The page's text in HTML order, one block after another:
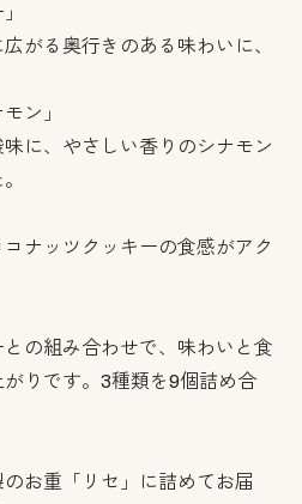
がる奥行きのある味わいに、
ン」
に、やさしい香りのシナモン
ナッツクッキーの食感がアク
の組み合わせで、味わいと食
りです。3種類を9個詰め合
お重「リセ」に詰めてお届